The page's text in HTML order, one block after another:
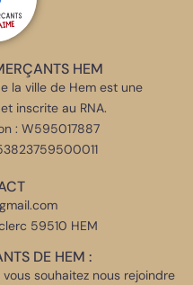
HEM
la ville de Hem est une
inscrite au RNA.
: W595017887
59510 HEM
DE HEM :
souhaitez nous rejoindre